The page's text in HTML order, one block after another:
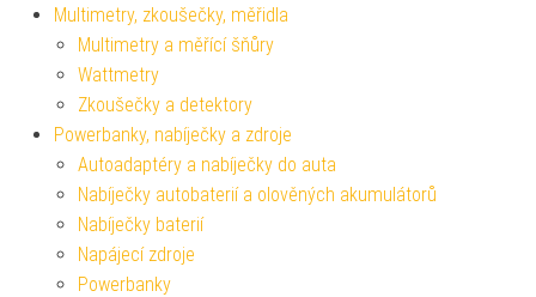
Multimetry, zkoušečky, měřidla
Multimetry a měřící šňůry
Wattmetry
Zkoušečky a detektory
Powerbanky, nabíječky a zdroje
Autoadaptéry a nabíječky do auta
Nabíječky autobaterií a olověných akumulátorů
Nabíječky baterií
Napájecí zdroje
Powerbanky